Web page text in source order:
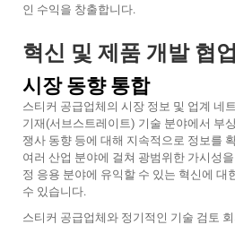
인 수익을 창출합니다.
혁신 및 제품 개발 협업
시장 동향 통합
스티커 공급업체의 시장 정보 및 업계 네
기재(서브스트레이트) 기술 분야에서 부
쟁사 동향 등에 대해 지속적으로 정보를
여러 산업 분야에 걸쳐 광범위한 가시성
정 응용 분야에 유익할 수 있는 혁신에 대
수 있습니다.
스티커 공급업체와 정기적인 기술 검토